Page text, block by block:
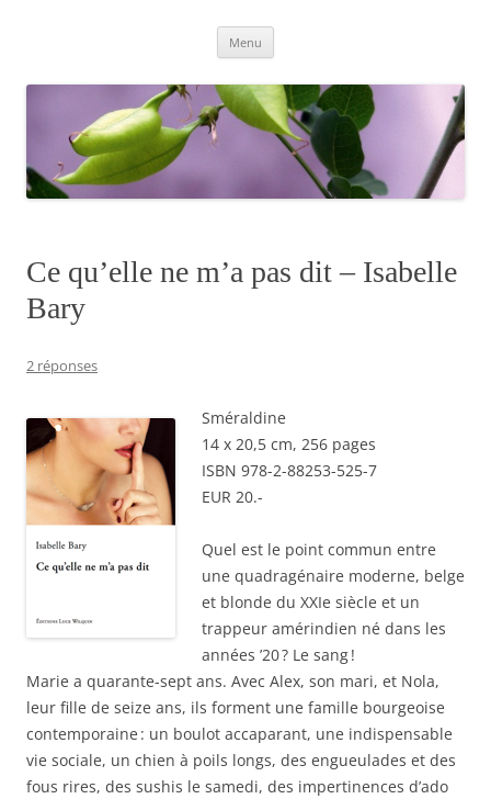
Menu
Ce qu’elle ne m’a pas dit – Isabelle
Bary
2 réponses
Sméraldine
14 x 20,5 cm, 256 pages
ISBN 978-2-88253-525-7
EUR 20.-
Quel est le point commun entre
une quadragénaire moderne, belge
et blonde du XXIe siècle et un
trappeur amérindien né dans les
années ’20 ? Le sang !
Marie a quarante-sept ans. Avec Alex, son mari, et Nola,
leur fille de seize ans, ils forment une famille bourgeoise
contemporaine : un boulot accaparant, une indispensable
vie sociale, un chien à poils longs, des engueulades et des
fous rires, des sushis le samedi, des impertinences d’ado